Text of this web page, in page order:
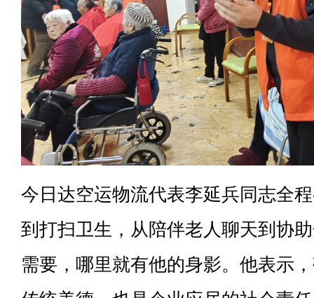
今日达空运物流代表李延兵同志全
到打扫卫生，从陪伴老人聊天到协
需要，哪里就有他的身影。他表示